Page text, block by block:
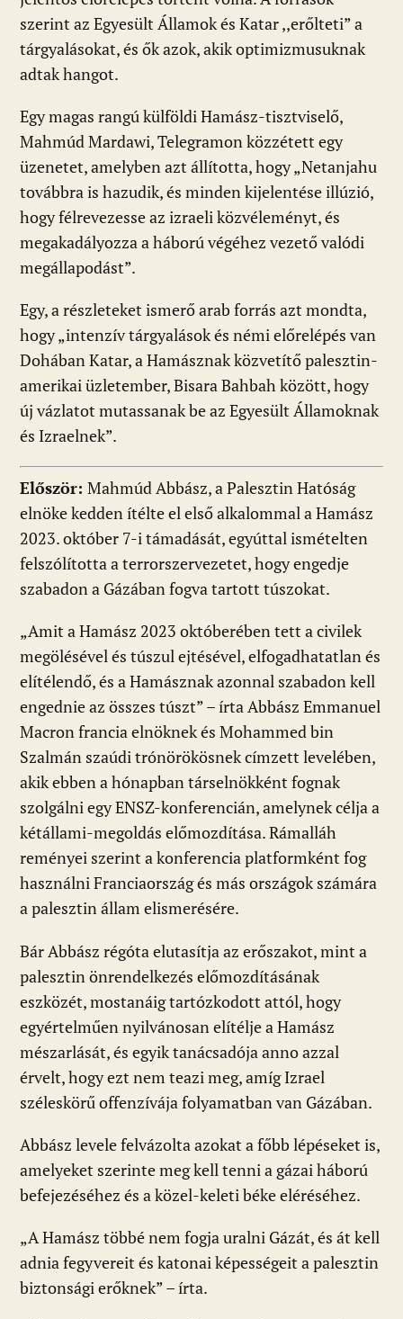
szerint az Egyesült Államok és Katar ,,erőlteti” a
tárgyalásokat, és ők azok, akik optimizmusuknak
adtak hangot.
Egy magas rangú külföldi Hamász-tisztviselő,
Mahmúd Mardawi, Telegramon közzétett egy
üzenetet, amelyben azt állította, hogy „Netanjahu
továbbra is hazudik, és minden kijelentése illúzió,
hogy félrevezesse az izraeli közvéleményt, és
megakadályozza a háború végéhez vezető valódi
megállapodást”.
Egy, a részleteket ismerő arab forrás azt mondta,
hogy „intenzív tárgyalások és némi előrelépés van
Dohában Katar, a Hamásznak közvetítő palesztin-
amerikai üzletember, Bisara Bahbah között, hogy
új vázlatot mutassanak be az Egyesült Államoknak
és Izraelnek”.
Először: Mahmúd Abbász, a Palesztin Hatóság
elnöke kedden ítélte el első alkalommal a Hamász
2023. október 7-i támadását, egyúttal ismételten
felszólította a terrorszervezetet, hogy engedje
szabadon a Gázában fogva tartott túszokat.
„Amit a Hamász 2023 októberében tett a civilek
megölésével és túszul ejtésével, elfogadhatatlan és
elítélendő, és a Hamásznak azonnal szabadon kell
engednie az összes túszt” – írta Abbász Emmanuel
Macron francia elnöknek és Mohammed bin
Szalmán szaúdi trónörökösnek címzett levelében,
akik ebben a hónapban társelnökként fognak
szolgálni egy ENSZ-konferencián, amelynek célja a
kétállami-megoldás előmozdítása. Rámalláh
reményei szerint a konferencia platformként fog
használni Franciaország és más országok számára
a palesztin állam elismerésére.
Bár Abbász régóta elutasítja az erőszakot, mint a
palesztin önrendelkezés előmozdításának
eszközét, mostanáig tartózkodott attól, hogy
egyértelműen nyilvánosan elítélje a Hamász
mészarlását, és egyik tanácsadója anno azzal
érvelt, hogy ezt nem teazi meg, amíg Izrael
széleskörű offenzívája folyamatban van Gázában.
Abbász levele felvázolta azokat a főbb lépéseket is,
amelyeket szerinte meg kell tenni a gázai háború
befejezéséhez és a közel-keleti béke eléréséhez.
„A Hamász többé nem fogja uralni Gázát, és át kell
adnia fegyvereit és katonai képességeit a palesztin
biztonsági erőknek” – írta.